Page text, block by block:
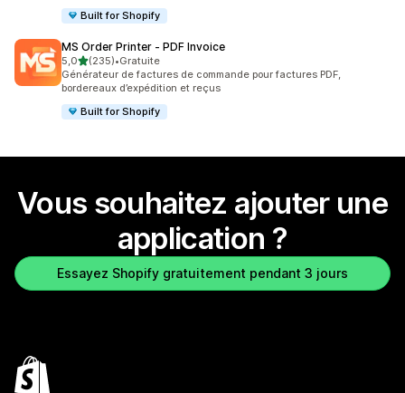
Built for Shopify
MS Order Printer ‑ PDF Invoice
5,0étoile(s) sur 5
(235)
235 avis au total
•Gratuite
Générateur de factures de commande pour factures PDF,
bordereaux d’expédition et reçus
Built for Shopify
Vous souhaitez ajouter une
application ?
Essayez Shopify gratuitement pendant 3 jours